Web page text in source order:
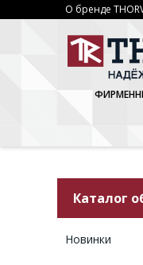
О бренде
Каталог
Новинки